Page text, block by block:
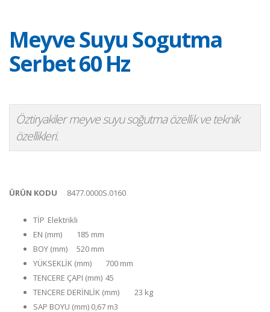
Meyve Suyu Sogutma
Serbet 60 Hz
Öztiryakiler meyve suyu soğutma özellik ve teknik
özellikleri.
ÜRÜN KODU 8477.0000S.0160
TİP Elektrikli
EN (mm)
185 mm
BOY (mm)
520 mm
YÜKSEKLİK (mm)
700 mm
TENCERE ÇAPI (mm) 45
TENCERE DERİNLİK (mm)
23 kg
SAP BOYU (mm) 0,67 m3